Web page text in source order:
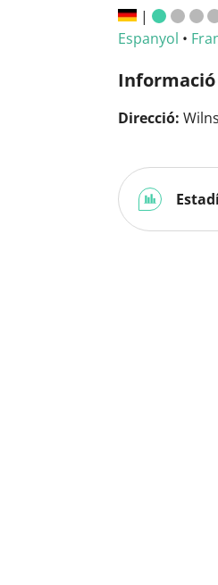
|
Espanyol •
Direcció: